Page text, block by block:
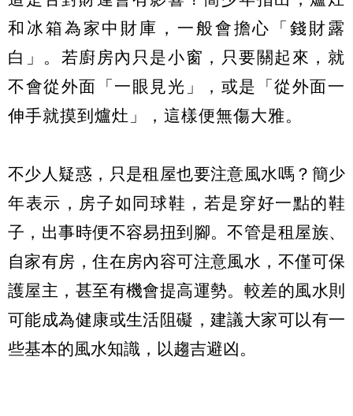
和冰箱為家中財庫，一般會擔心「錢財露
白」。若廚房內只是小窗，只要關起來，就
不會從外面「一眼見光」，或是「從外面一
伸手就摸到爐灶」，這樣便無傷大雅。
不少人疑惑，只是租屋也要注意風水嗎？簡少
年表示，房子如同球鞋，若是穿好一點的鞋
子，出事時便不容易扭到腳。不管是租屋族、
自家有房，住在房內容可注意風水，不僅可保
護屋主，甚至有機會提高運勢。較差的風水則
可能成為健康或生活阻礙，建議大家可以有一
些基本的風水知識，以趨吉避凶。